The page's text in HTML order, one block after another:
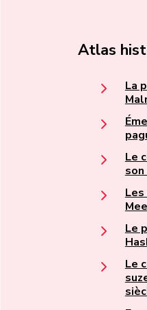
Atlas
La
Le
Le
Le